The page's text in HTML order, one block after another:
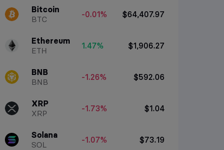
Bitcoin
BTC
-0.01% $64,407.97
Ethereum
ETH
1.47% $1,906.27
BNB
BNB
-1.26% $592.06
XRP
XRP
-1.73% $1.04
Solana
SOL
-1.07% $73.19